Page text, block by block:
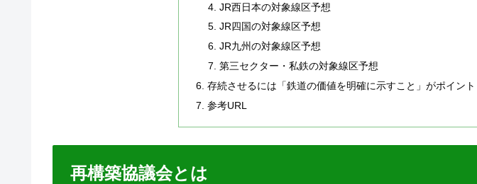
JR西日本の対象線区予想
JR四国の対象線区予想
JR九州の対象線区予想
第三セクター・私鉄の対象線区予想
存続させるには「鉄道の価値を明確に示すこと」がポイント
参考URL
再構築協議会とは